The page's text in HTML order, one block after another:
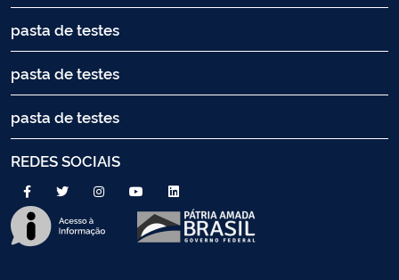
pasta de testes
pasta de testes
pasta de testes
REDES SOCIAIS